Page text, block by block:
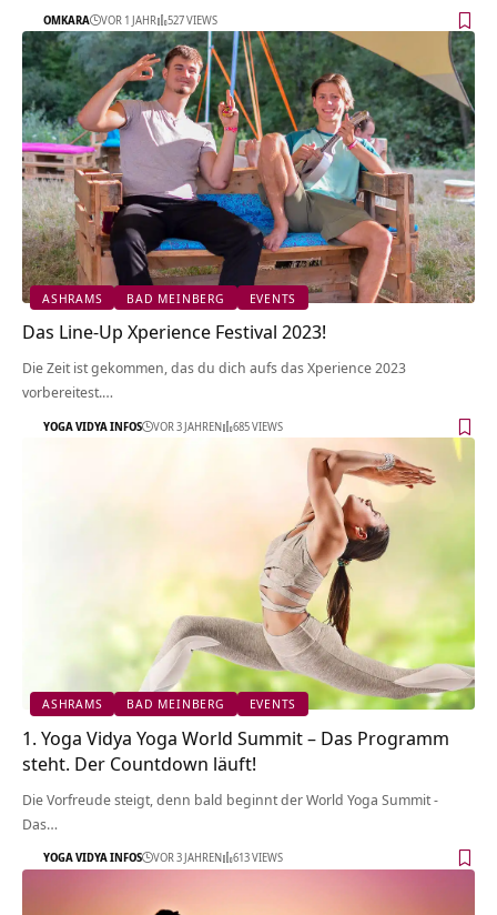
OMKARA VOR 1 JAHR 527 VIEWS
ASHRAMS BAD MEINBERG EVENTS
Das Line-Up Xperience Festival 2023!
Die Zeit ist gekommen, das du dich aufs das Xperience 2023
vorbereitest.…
YOGA VIDYA INFOS VOR 3 JAHREN 685 VIEWS
ASHRAMS BAD MEINBERG EVENTS
1. Yoga Vidya Yoga World Summit – Das Programm
steht. Der Countdown läuft!
Die Vorfreude steigt, denn bald beginnt der World Yoga Summit -
Das…
YOGA VIDYA INFOS VOR 3 JAHREN 613 VIEWS